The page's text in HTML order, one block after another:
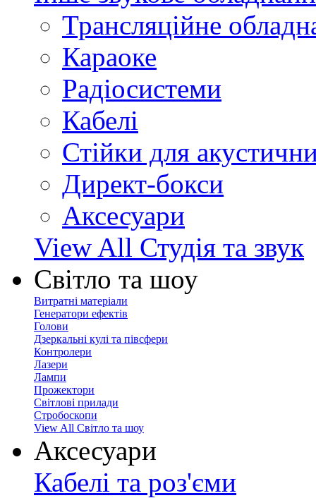
Трансляційне
Караоке
Радіосистеми
Кабелі
Стійки для
Директ-бокси
Аксесуари
View All Студія та звук
Світло та шоу
Витратні матеріали
Генератори ефектів
Голови
Дзеркальні кулі та півсфери
Контролери
Лазери
Лампи
Прожектори
Світлові прилади
Стробоскопи
View All Світло та шоу
Аксесуари
Кабелі та роз'єми